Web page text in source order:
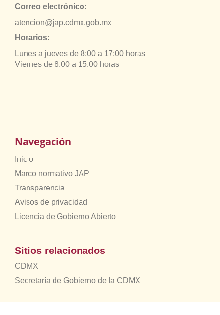
Correo electrónico:
atencion@jap.cdmx.gob.mx
Horarios:
Lunes a jueves de 8:00 a 17:00 horas
Viernes de 8:00 a 15:00 horas
Navegación
Inicio
Marco normativo JAP
Transparencia
Avisos de privacidad
Licencia de Gobierno Abierto
Sitios relacionados
CDMX
Secretaría de Gobierno de la CDMX